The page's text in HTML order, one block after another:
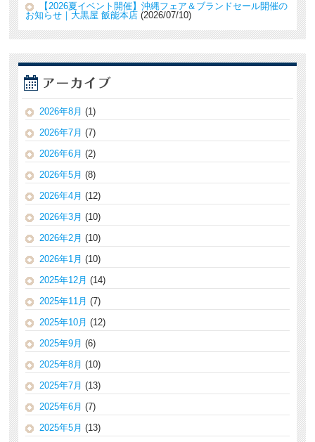
【2026夏イベント開催】沖縄フェア＆ブランドセール開催の
お知らせ｜大黒屋 飯能本店 2026/07/10
2026年8月 (1)
2026年7月 (7)
2026年6月 (2)
2026年5月 (8)
2026年4月 (12)
2026年3月 (10)
2026年2月 (10)
2026年1月 (10)
2025年12月 (14)
2025年11月 (7)
2025年10月 (12)
2025年9月 (6)
2025年8月 (10)
2025年7月 (13)
2025年6月 (7)
2025年5月 (13)